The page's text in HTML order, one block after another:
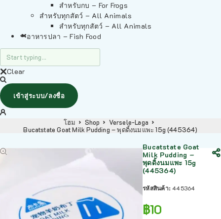
สำหรับกบ – For Frogs
สำหรับทุกสัตว์ – All Animals
สำหรับทุกสัตว์ – All Animals
อาหารปลา – Fish Food
Clear
เข้าสู่ระบบ/ลงชื่อ
โฮม Shop
Versele-Laga
Bucatstate Goat Milk Pudding – พุดดิ้งนมแพะ 15g (445364)
Bucatstate Goat
Milk Pudding –
พุดดิ้งนมแพะ 15g
(445364)
รหัสสินค้า:445364
฿10